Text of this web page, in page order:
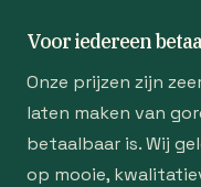
Voor iedereen
Onze prijzen zijn
laten maken van
betaalbaar is. Wij
op mooie,